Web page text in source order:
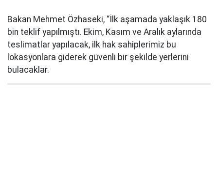
Bakan Mehmet Özhaseki, “İlk aşamada yaklaşık 180
bin teklif yapılmıştı. Ekim, Kasım ve Aralık aylarında
teslimatlar yapılacak, ilk hak sahiplerimiz bu
lokasyonlara giderek güvenli bir şekilde yerlerini
bulacaklar.